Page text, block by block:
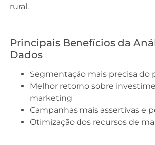
rural.
Principais Benefícios da
Dados
Segmentação mais precisa do
Melhor retorno sobre
marketing
Campanhas mais assertivas e
Otimização dos recursos de